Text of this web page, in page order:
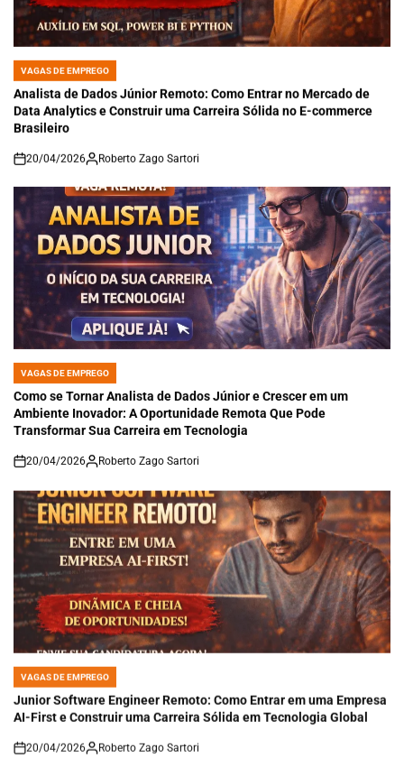
POSTED
IN
VAGAS DE EMPREGO
Analista de Dados Júnior Remoto: Como Entrar no Mercado de
Data Analytics e Construir uma Carreira Sólida no E-commerce
Brasileiro
on
20/04/2026 Roberto Zago Sartori
POSTED
IN
VAGAS DE EMPREGO
Como se Tornar Analista de Dados Júnior e Crescer em um
Ambiente Inovador: A Oportunidade Remota Que Pode
Transformar Sua Carreira em Tecnologia
on
20/04/2026 Roberto Zago Sartori
POSTED
IN
VAGAS DE EMPREGO
Junior Software Engineer Remoto: Como Entrar em uma Empresa
AI-First e Construir uma Carreira Sólida em Tecnologia Global
on
20/04/2026 Roberto Zago Sartori